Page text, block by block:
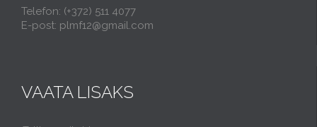
Telefon: (+372) 511 4077
E-post: plmf12@gmail.com
VAATA LISAKS